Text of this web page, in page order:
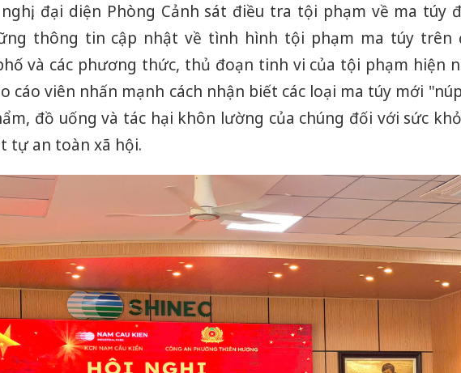
đại diện Phòng Cảnh sát điều tra tội phạm về ma túy
thông tin cập nhật về tình hình tội phạm ma túy trên
và các phương thức, thủ đoạn tinh vi của tội phạm hiện
cáo viên nhấn mạnh cách nhận biết các loại ma túy mới
đồ uống và tác hại khôn lường của chúng đối với sức
tự an toàn xã hội.